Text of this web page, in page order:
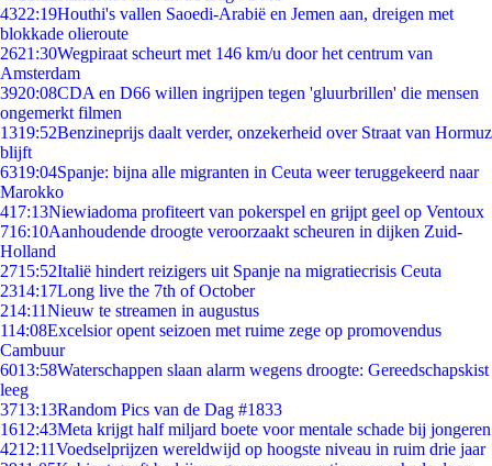
4322:19Houthi's vallen Saoedi-Arabië en Jemen aan, dreigen met
blokkade olieroute
2621:30Wegpiraat scheurt met 146 km/u door het centrum van
Amsterdam
3920:08CDA en D66 willen ingrijpen tegen 'gluurbrillen' die mensen
ongemerkt filmen
1319:52Benzineprijs daalt verder, onzekerheid over Straat van Hormuz
blijft
6319:04Spanje: bijna alle migranten in Ceuta weer teruggekeerd naar
Marokko
417:13Niewiadoma profiteert van pokerspel en grijpt geel op Ventoux
716:10Aanhoudende droogte veroorzaakt scheuren in dijken Zuid-
Holland
2715:52Italië hindert reizigers uit Spanje na migratiecrisis Ceuta
2314:17Long live the 7th of October
214:11Nieuw te streamen in augustus
114:08Excelsior opent seizoen met ruime zege op promovendus
Cambuur
6013:58Waterschappen slaan alarm wegens droogte: Gereedschapskist
leeg
3713:13Random Pics van de Dag #1833
1612:43Meta krijgt half miljard boete voor mentale schade bij jongeren
4212:11Voedselprijzen wereldwijd op hoogste niveau in ruim drie jaar